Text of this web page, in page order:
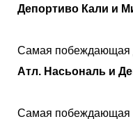
Депортиво Кали и
Самая побеждающая
Атл. Насьональ и
Самая побеждающая